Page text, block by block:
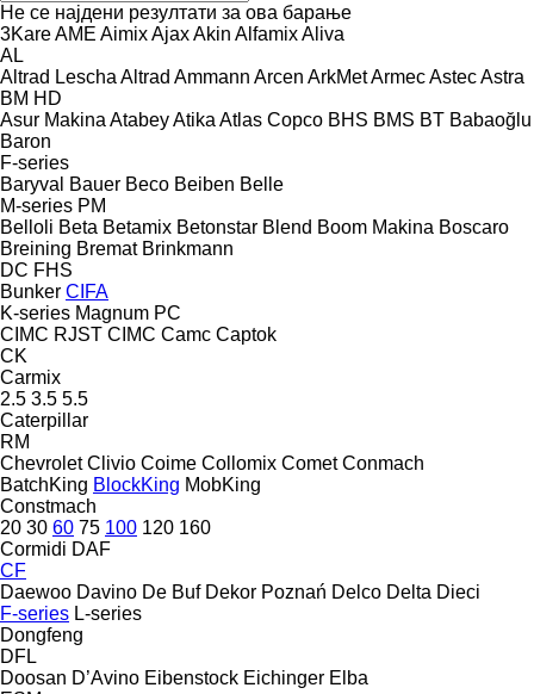
Не се најдени резултати за ова барање
3KareAME AimixAjaxAkin AlfamixAliva
AL
Altrad Lescha Altrad Ammann Arcen ArkMetArmecAstecAstra
BM HD
Asur Makina AtabeyAtika Atlas Copco BHS BMS BT Babaoğlu
Baron
F-series
Baryval
Bauer Beco Beiben Belle
M-series PM
Belloli Beta Betamix Betonstar Blend Boom Makina Boscaro
Breining Bremat Brinkmann
DC FHS
Bunker CIFA
K-series Magnum PC
CIMC RJST CIMC Camc Captok
CK
Carmix
2.5 3.5 5.5
Caterpillar
RM
Chevrolet Clivio Coime Collomix Comet Conmach
BatchKing BlockKing MobKing
Constmach
20 30 60 75 100 120 160
Cormidi DAF
CF
Daewoo Davino De Buf Dekor Poznań Delco Delta Dieci
F-series L-series
Dongfeng
DFL
Doosan D’Avino Eibenstock Eichinger Elba